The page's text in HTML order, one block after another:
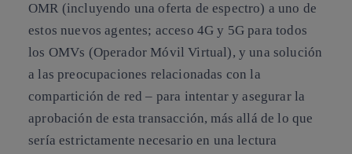
OMR (incluyendo una oferta de espectro) a uno de
estos nuevos agentes; acceso 4G y 5G para todos
los OMVs (Operador Móvil Virtual), y una solución
a las preocupaciones relacionadas con la
compartición de red – para intentar y asegurar la
aprobación de esta transacción, más allá de lo que
sería estrictamente necesario en una lectura